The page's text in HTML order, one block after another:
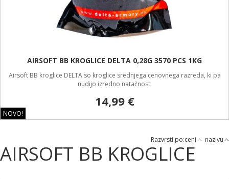
NOVO!
AIRSOFT BB KROGLICE DELTA 0,28G 3570 PCS 1KG
Airsoft BB kroglice DELTA so kroglice srednjega cenovnega razreda, ki pa
nudijo izredno natačnost.
14,99 €
Razvrsti po:ceni nazivu
AIRSOFT BB KROGLICE